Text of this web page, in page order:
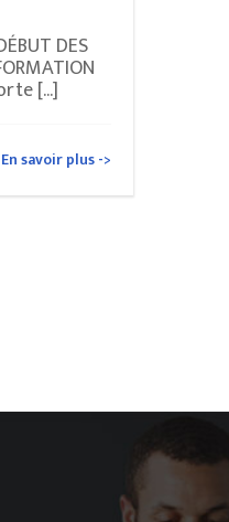
DES
[...]
En savoir plus ->